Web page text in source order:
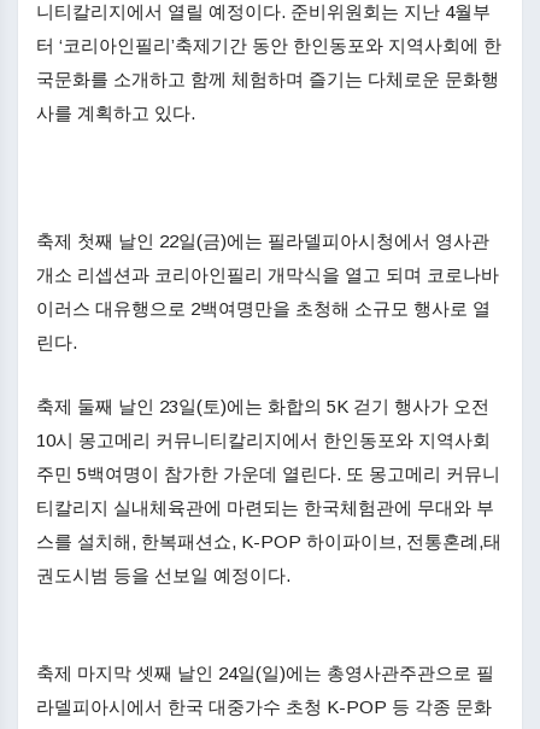
니티칼리지에서 열릴 예정이다. 준비위원회는 지난 4월부
터 ‘코리아인필리’축제기간 동안 한인동포와 지역사회에 한
국문화를 소개하고 함께 체험하며 즐기는 다체로운 문화행
사를 계획하고 있다.
축제 첫째 날인 22일(금)에는 필라델피아시청에서 영사관
개소 리셉션과 코리아인필리 개막식을 열고 되며 코로나바
이러스 대유행으로 2백여명만을 초청해 소규모 행사로 열
린다.
축제 둘째 날인 23일(토)에는 화합의 5K 걷기 행사가 오전
10시 몽고메리 커뮤니티칼리지에서 한인동포와 지역사회
주민 5백여명이 참가한 가운데 열린다. 또 몽고메리 커뮤니
티칼리지 실내체육관에 마련되는 한국체험관에 무대와 부
스를 설치해, 한복패션쇼, K-POP 하이파이브, 전통혼례,태
권도시범 등을 선보일 예정이다.
축제 마지막 셋째 날인 24일(일)에는 총영사관주관으로 필
라델피아시에서 한국 대중가수 초청 K-POP 등 각종 문화